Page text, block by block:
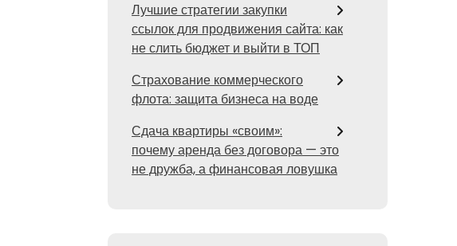
Лучшие стратегии закупки
ссылок для продвижения сайта: как
не слить бюджет и выйти в ТОП
Страхование коммерческого
флота: защита бизнеса на воде
Сдача квартиры «своим»:
почему аренда без договора — это
не дружба, а финансовая ловушка